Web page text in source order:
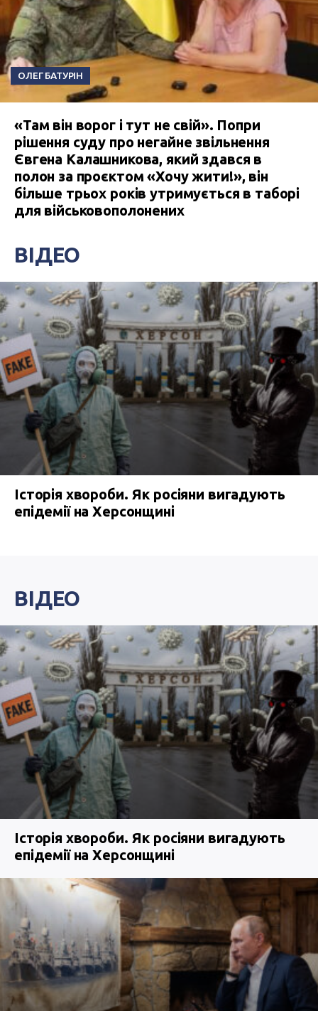
ОЛЕГ БАТУРІН
«Там він ворог і тут не свій». Попри
рішення суду про негайне звільнення
Євгена Калашникова, який здався в
полон за проєктом «Хочу жити!», він
більше трьох років утримується в таборі
для військовополонених
ВІДЕО
Історія хвороби. Як росіяни вигадують
епідемії на Херсонщині
ВІДЕО
Історія хвороби. Як росіяни вигадують
епідемії на Херсонщині